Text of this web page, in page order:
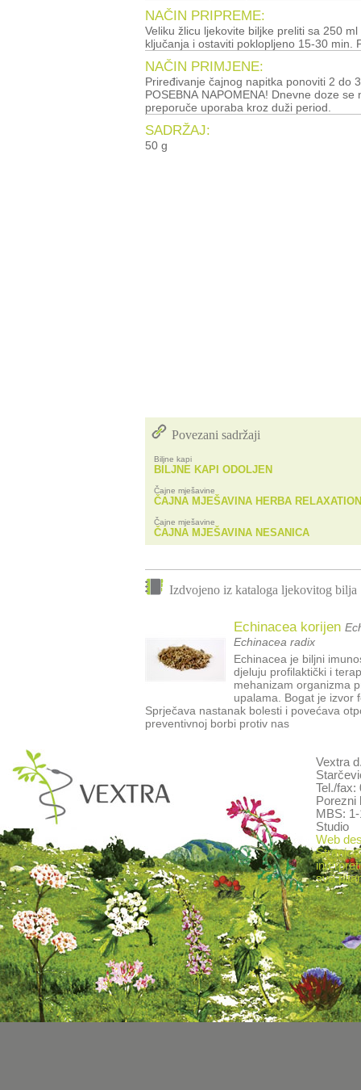
NAČIN PRIPREME:
Veliku žlicu ljekovite biljke preliti sa 250
ključanja i ostaviti poklopljeno 15-30 min.
NAČIN PRIMJENE:
Priređivanje čajnog napitka ponoviti 2 do
POSEBNA NAPOMENA! Dnevne doze
preporuče uporaba kroz duži period.
SADRŽAJ:
50 g
Povezani sadržaji
Biljne kapi
BILJNE KAPI ODOLJEN
Čajne mješavine
ČAJNA MJEŠAVINA HERBA RELAXATION
Čajne mješavine
ČAJNA MJEŠAVINA NESANICA
Izdvojeno iz kataloga ljekovitog bilja
Echinacea korijen
Echinacea radix
Echinacea je biljni
djeluju profilaktički i
mehanizam organizma
upalama. Bogat je izvor
Sprječava nastanak bolesti i povećava
preventivnoj borbi protiv nas
Vextra
Tel./fax:
Porezni
MBS:
Studio
Web
sva